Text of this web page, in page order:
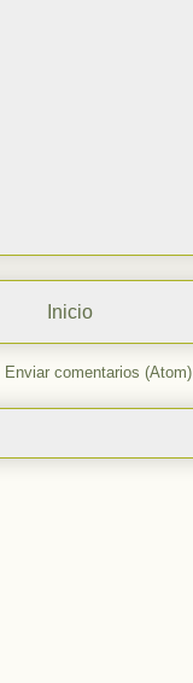
Inicio
Enviar comentarios (Atom)